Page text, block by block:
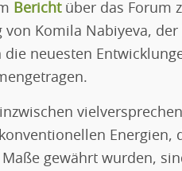
Berichtüber das Forum
von Komila Nabiyeva,
die neuesten
Energien,
Maße gewährt wurden,